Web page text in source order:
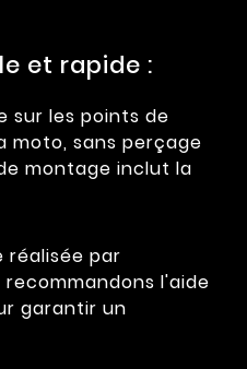
et rapide :
sur les points de
moto, sans perçage
montage inclut la
réalisée par
l'aide
garantir un